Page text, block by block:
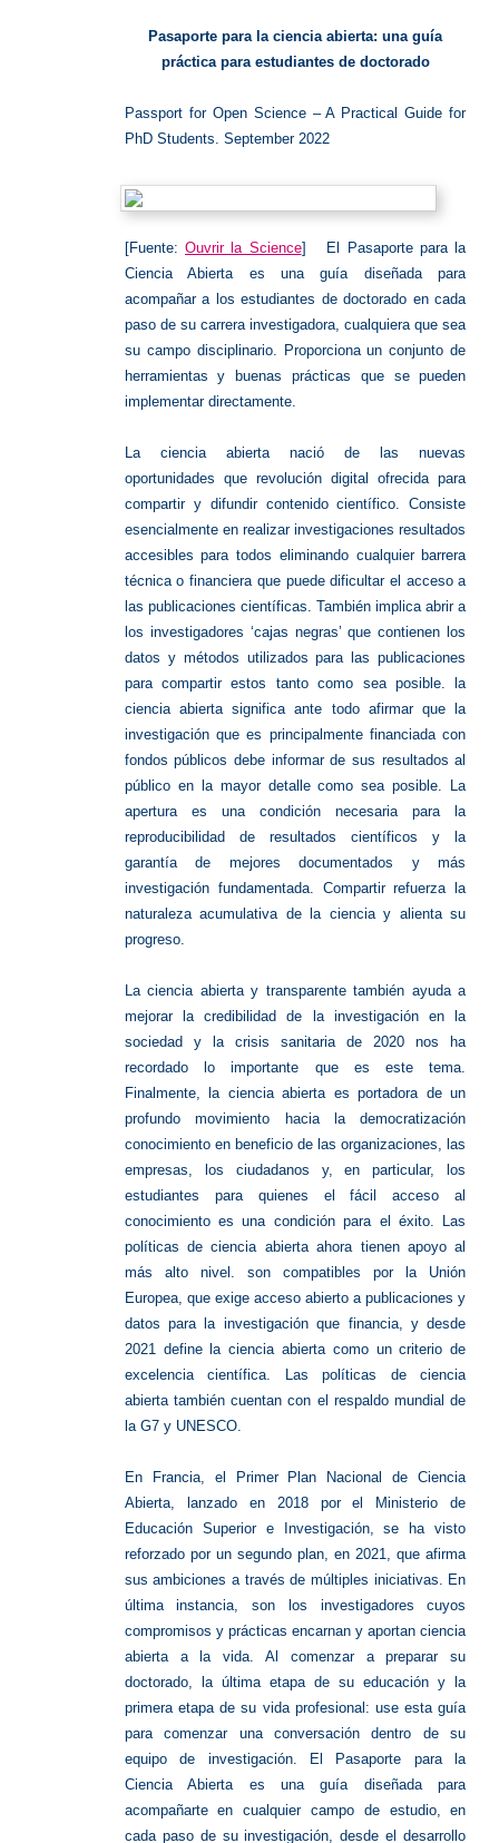
Pasaporte para la ciencia abierta: una guía
práctica para estudiantes de doctorado
Passport for Open Science – A Practical Guide for
PhD Students. September 2022
[Fuente:Ouvrir la Science]
El Pasaporte para la
Ciencia Abierta es una guía diseñada para
acompañar a los estudiantes de doctorado en cada
paso de su carrera investigadora, cualquiera que sea
su campo disciplinario.
Proporciona un conjunto de
herramientas y buenas prácticas que se pueden
implementar directamente.
La ciencia abierta nació de las nuevas
oportunidades que revolución digital ofrecida para
compartir y difundir contenido científico.
Consiste
esencialmente en realizar investigaciones resultados
accesibles para todos eliminando cualquier barrera
técnica o financiera que puede dificultar el acceso a
las publicaciones científicas.
También implica abrir a
los investigadores ‘cajas negras’ que contienen los
datos y métodos utilizados para las publicaciones
para compartir estos tanto como sea posible.
la
ciencia abierta significa ante todo afirmar que la
investigación que es principalmente financiada con
fondos públicos debe informar de sus resultados al
público en la mayor detalle como sea posible.
La
apertura es una condición necesaria para la
reproducibilidad de resultados científicos y la
garantía de mejores documentados y más
investigación fundamentada.
Compartir refuerza la
naturaleza acumulativa de la ciencia y alienta su
progreso.
La ciencia abierta y transparente también ayuda a
mejorar la credibilidad de la investigación en la
sociedad
y la crisis sanitaria de 2020 nos ha
recordado lo importante que es este tema.
Finalmente, la ciencia abierta es portadora de un
profundo movimiento hacia la democratización
conocimiento en beneficio de las organizaciones, las
empresas, los ciudadanos y, en particular, los
estudiantes
para quienes el fácil acceso al
conocimiento es una condición para el éxito.
Las
políticas de ciencia abierta ahora tienen apoyo al
más alto nivel.
son compatibles
por la Unión
Europea, que exige acceso abierto a publicaciones y
datos para la investigación que financia, y desde
2021 define la ciencia abierta como un criterio de
excelencia científica.
Las políticas de ciencia
abierta también cuentan con el respaldo mundial de
la G7 y UNESCO.
En Francia, el Primer Plan Nacional de Ciencia
Abierta, lanzado en
2018 por el Ministerio de
Educación Superior e Investigación, se ha visto
reforzado por un segundo plan, en 2021, que afirma
sus ambiciones a través de múltiples iniciativas.
En
última instancia, son los investigadores cuyos
compromisos y prácticas encarnan y aportan ciencia
abierta a la vida.
Al comenzar a preparar su
doctorado, la última etapa de su educación y la
primera etapa de su vida profesional: use esta guía
para comenzar una
conversación dentro de su
equipo de investigación.
El Pasaporte para la
Ciencia Abierta es una guía diseñada para
acompañarte en cualquier campo de estudio, en
cada paso de su investigación, desde el desarrollo